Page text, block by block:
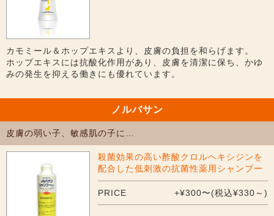
カモミール＆ホップエキスより、皮膚の負担を和らげます。
ホップエキスには抗酸化作用があり、皮膚を清潔に保ち、かゆ
みの発生を抑える働きにも優れています。
ノルバサン
皮膚の弱い子、敏感肌の子に…
殺菌効果の高い酢酸クロルヘキシジンを
配合した低刺激の抗菌性薬用シャンプー
PRICE +¥300〜(税込¥330～)